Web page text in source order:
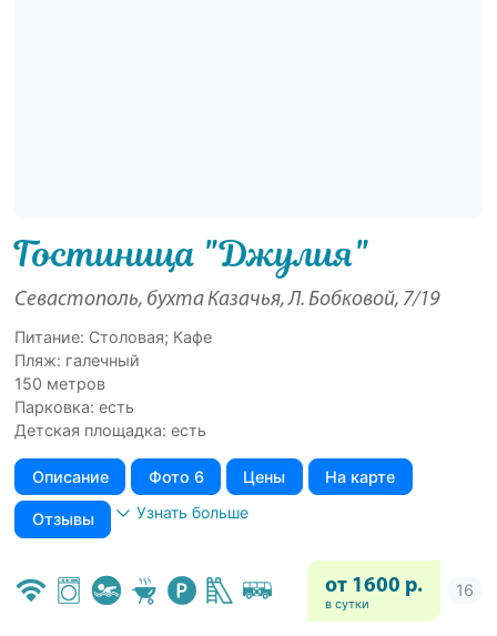
Гостиница "Джулия"
Севастополь, бухта Казачья, Л. Бобковой, 7/19
Питание: Столовая; Кафе
Пляж: галечный
150 метров
Парковка: есть
Детская площадка: есть
Описание Фото 6 Цены На карте
Отзывы Узнать больше
от 1600 р.
в сутки